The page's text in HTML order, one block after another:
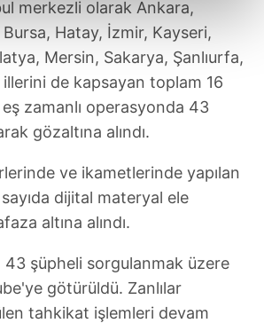
sizlere hatırlatmak isteriz.
bu çerezlere izin vermedikleri
hedefli reklamlar
sunabilmek için İnternet
ve üçüncü kişilere ait çerezler
çerezler vasıtasıyla çeşitli kişisel
olup gerekli olan çerezler bilgi
sunulması amacıyla
ve sizlere yönelik
yapılması, amaçlarıyla
dahilinde kullanılacaktır.
merkezli olarak Ankara,
Hatay, İzmir, Kayseri,
Mersin, Sakarya, Şanlıurfa,
de kapsayan toplam 16
zamanlı operasyonda 43
gözaltına alındı.
ve ikametlerinde yapılan
dijital materyal ele
altına alındı.
43 şüpheli sorgulanmak üzere
götürüldü. Zanlılar
tahkikat işlemleri devam